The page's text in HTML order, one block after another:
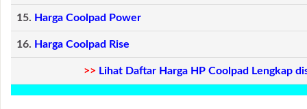
15. Harga Coolpad Power
16. Harga Coolpad Rise
>> Lihat Daftar Harga HP Coolpad Lengkap